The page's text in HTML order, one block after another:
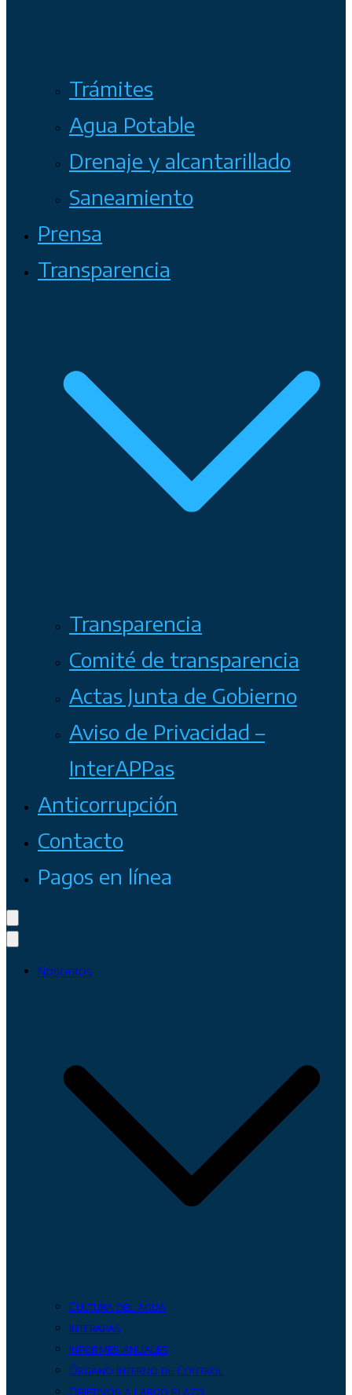
Trámites
Agua Potable
Drenaje y alcantarillado
Saneamiento
Prensa
Transparencia
Transparencia
Comité de transparencia
Actas Junta de Gobierno
Aviso de Privacidad –
InterAPPas
Anticorrupción
Contacto
Pagos en línea
Nosotros
Cultura del agua
Interapas
Informes anuales
Órgano Interno de Control
Objetivos a largo plazo